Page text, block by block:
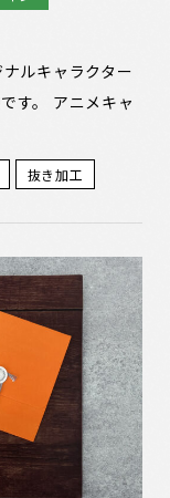
ナルキャラクター
す。 アニメキャ
抜き加工